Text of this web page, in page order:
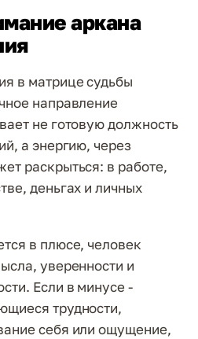
аркана
в матрице судьбы
направление
не готовую должность
а энергию, через
раскрыться: в работе,
деньгах и личных
в плюсе, человек
уверенности и
Если в минусе -
трудности,
себя или ощущение,